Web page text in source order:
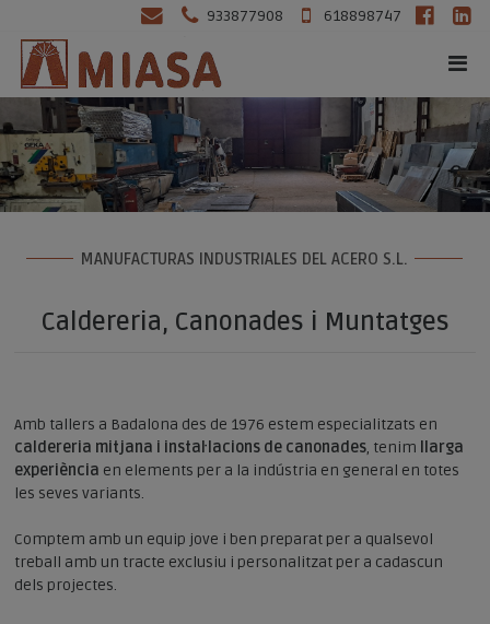
933877908 618898747
MANUFACTURAS INDUSTRIALES DEL ACERO S.L.
Caldereria, Canonades i Muntatges
Amb tallers a Badalona des de 1976 estem especialitzats en
caldereria mitjana i instal·lacions de canonades, tenim
llarga
experiència en elements per a la indústria en general en totes
les seves variants.
Comptem amb un equip jove i ben preparat per a qualsevol
treball amb un tracte exclusiu i personalitzat per a cadascun
dels projectes.